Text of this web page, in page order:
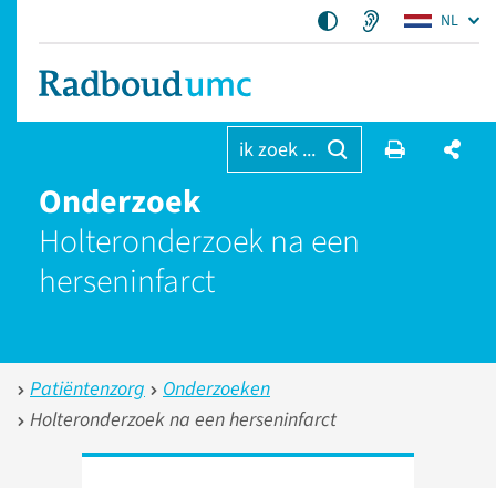
NL
ik zoek ...
Onderzoek
Holteronderzoek na een
herseninfarct
Patiëntenzorg
Onderzoeken
Holteronderzoek na een herseninfarct